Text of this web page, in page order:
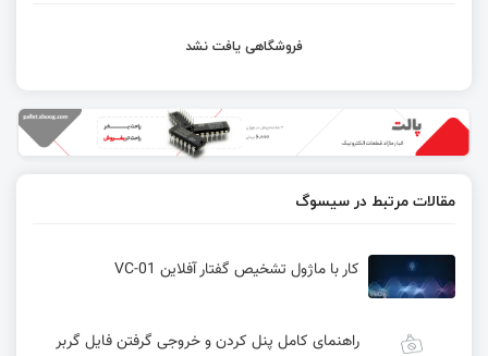
فروشگاهی یافت نشد
مقالات مرتبط در سیسوگ
کار با ماژول تشخیص گفتار آفلاین VC-01
راهنمای کامل پنل کردن و خروجی گرفتن فایل گربر